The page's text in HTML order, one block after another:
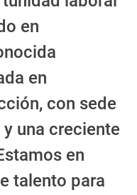
en
en
con sede
una creciente
en
talento para